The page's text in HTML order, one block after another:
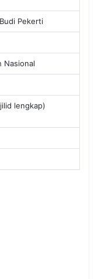
Pekerti
Nasional
lengkap)